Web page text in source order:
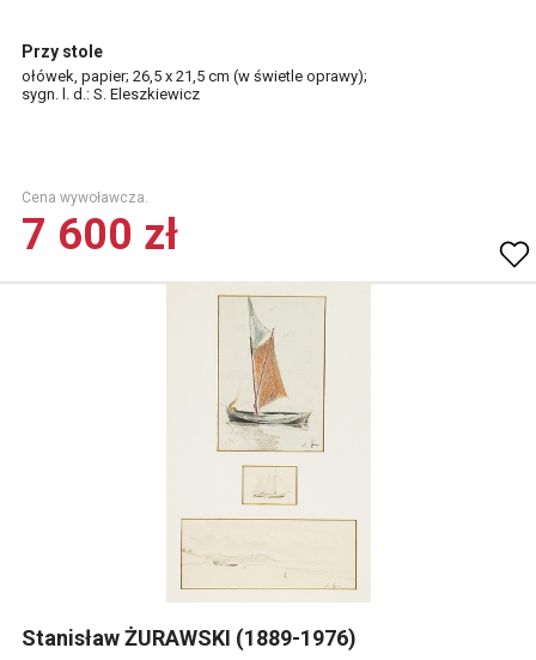
Przy stole
ołówek, papier; 26,5 x 21,5 cm (w świetle oprawy);
sygn. l. d.: S. Eleszkiewicz
Cena wywoławcza.
7 600 zł
Stanisław ŻURAWSKI (1889-1976)